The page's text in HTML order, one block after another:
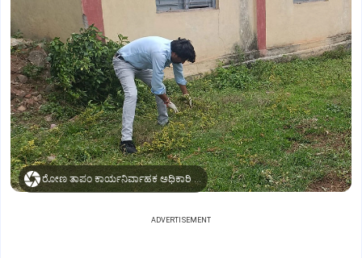
ರೋಣ ತಾಪಂ ಕಾರ್ಯನಿರ್ವಾಹಕ ಅಧಿಕಾರಿ ಚಂದ್ರಶೇಖರ ಕಂದಕೂರು ಕಚೇರಿ ಆವರಣ ಸ್ವಚ್ಛಗೊಳಿಸುತ್ತಿರುವುದು
ADVERTISEMENT